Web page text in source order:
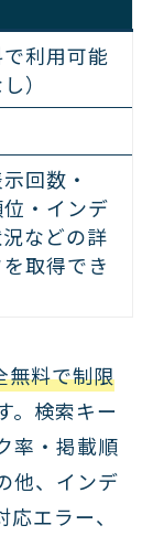
利用可能
）
回数・
・インデ
などの詳
取得でき
無料で制限
。検索キー
率・掲載順
他、インデ
エラー、